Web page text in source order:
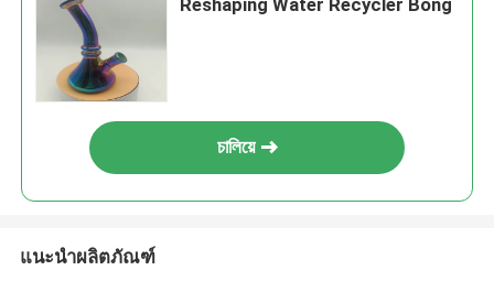
Reshaping Water Recycler Bong
চালিয়ে
แนะนำผลิตภัณฑ์